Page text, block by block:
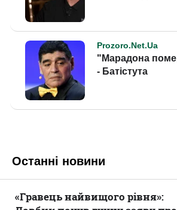
Останні новини
«Гравець найвищого рівня»: